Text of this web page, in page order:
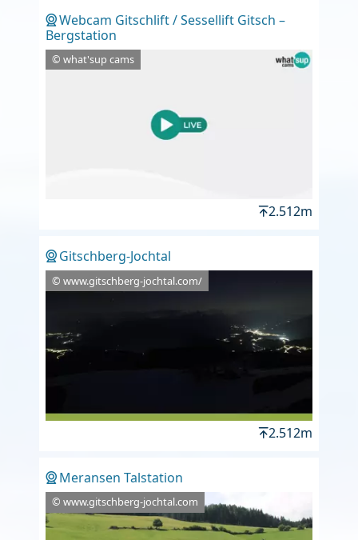
Webcam Gitschlift / Sessellift Gitsch –
Bergstation
© what'sup cams
2.512m
Gitschberg-Jochtal
© www.gitschberg-jochtal.com/
2.512m
Meransen Talstation
© www.gitschberg-jochtal.com